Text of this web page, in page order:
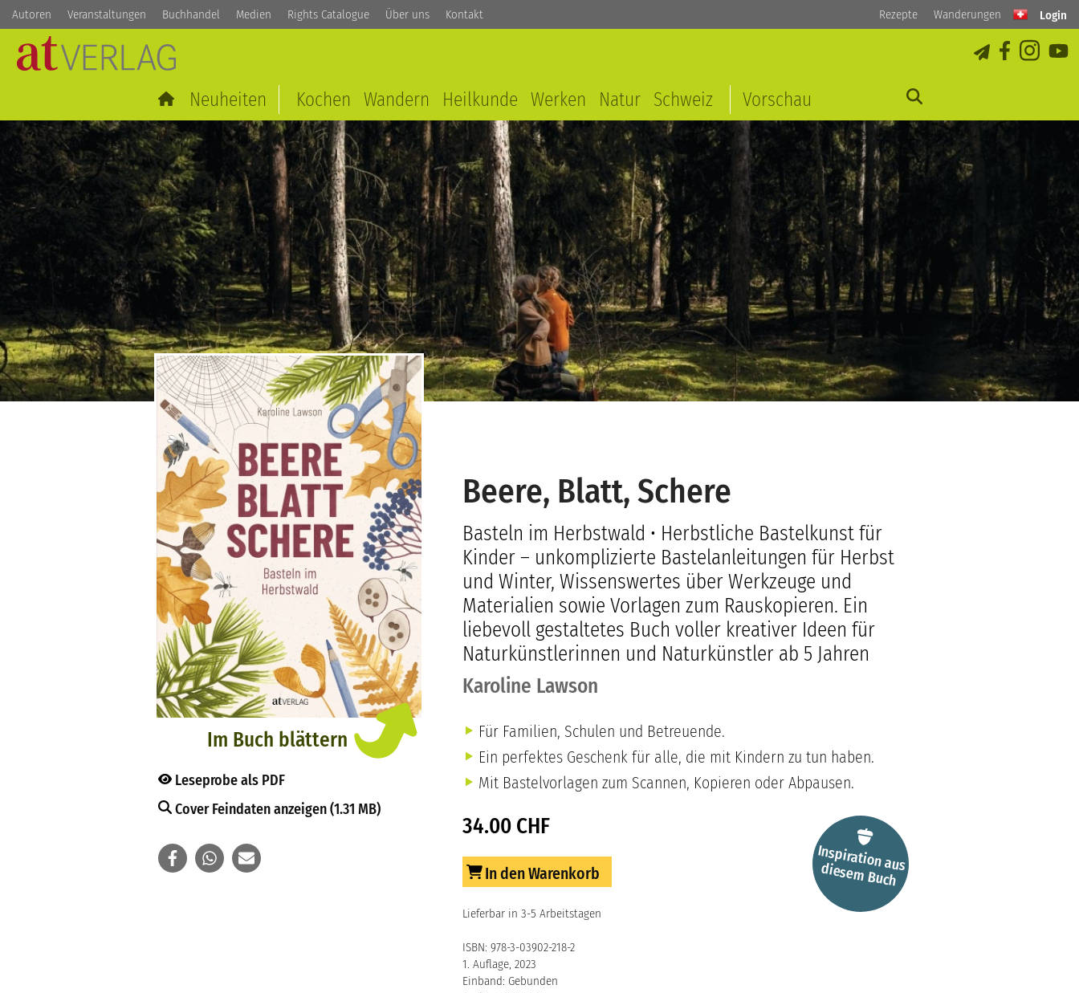
Autoren Veranstaltungen Buchhandel Medien Rights Catalogue Über uns Kontakt Rezepte Wanderungen Login
Neuheiten Kochen Wandern Heilkunde Werken Natur Schweiz Vorschau
Im Buch blättern
Leseprobe als PDF
Cover Feindaten anzeigen (1.31 MB)
Beere, Blatt, Schere
Basteln im Herbstwald • Herbstliche Bastelkunst für
Kinder – unkomplizierte Bastelanleitungen für Herbst
und Winter, Wissenswertes über Werkzeuge und
Materialien sowie Vorlagen zum Rauskopieren. Ein
liebevoll gestaltetes Buch voller kreativer Ideen für
Naturkünstlerinnen und Naturkünstler ab 5 Jahren
Karoline Lawson
Für Familien, Schulen und Betreuende.
Ein perfektes Geschenk für alle, die mit Kindern zu tun haben.
Mit Bastelvorlagen zum Scannen, Kopieren oder Abpausen.
Inspiration aus
diesem
Buch
34.00 CHF
In den Warenkorb
Lieferbar in 3-5 Arbeitstagen
ISBN: 978-3-03902-218-2
1. Auflage, 2023
Einband: Gebunden